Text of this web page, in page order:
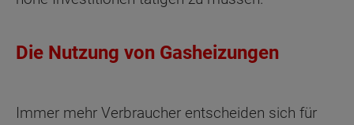
Die Nutzung von Gasheizungen
Immer mehr Verbraucher entscheiden sich für